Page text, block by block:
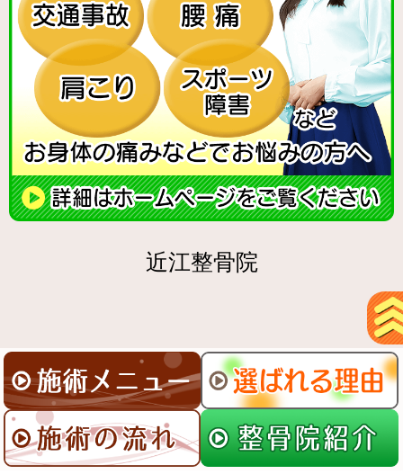
近江整骨院